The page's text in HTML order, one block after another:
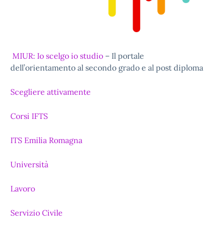
MIUR: Io scelgo io studio – Il portale
dell’orientamento al secondo grado e al post diploma
Scegliere attivamente
Corsi IFTS
ITS Emilia Romagna
Università
Lavoro
Servizio Civile